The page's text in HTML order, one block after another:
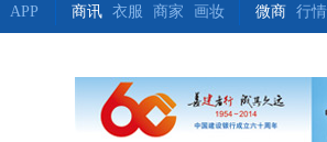
APP
商讯 衣服 商家 画妆
微商 行情